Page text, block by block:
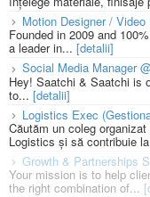
Motion Designer /
Founded in 2009 and
a leader in... [detalii]
Social Media Manager
Hey! Saatchi & Saatchi is
to... [detalii]
Logistics Exec
Căutăm un coleg
Logistics și să contribuie
Growth & Partnerships
Your mission is to help
the right combination of...